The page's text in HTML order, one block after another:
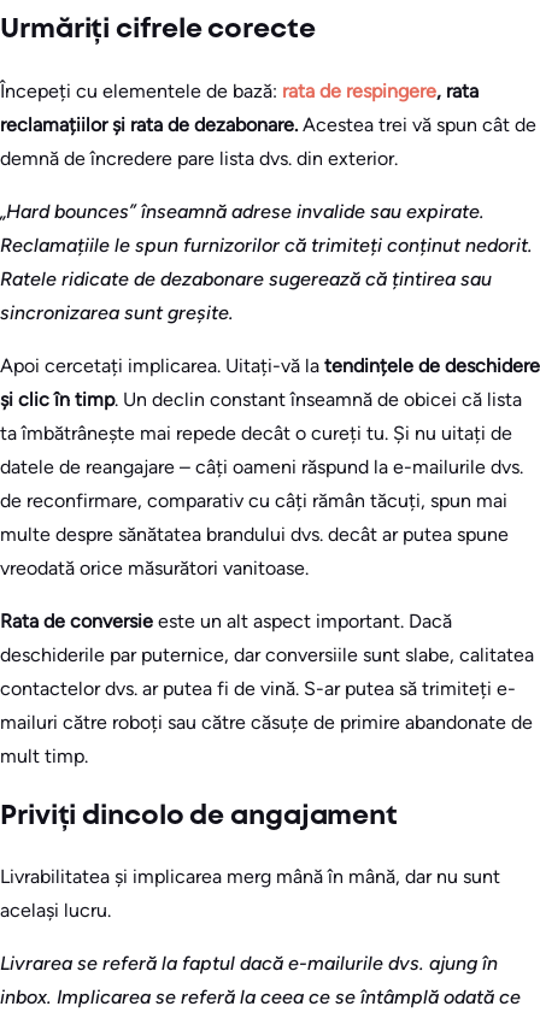
Urmăriți cifrele corecte
Începeți cu elementele de bază: rata de respingere, rata
reclamațiilor și rata de dezabonare. Acestea trei vă spun cât de
demnă de încredere pare lista dvs. din exterior.
„Hard bounces” înseamnă adrese invalide sau expirate.
Reclamațiile le spun furnizorilor că trimiteți conținut nedorit.
Ratele ridicate de dezabonare sugerează că țintirea sau
sincronizarea sunt greșite.
Apoi cercetați implicarea. Uitați-vă la tendințele de deschidere
și clic în timp. Un declin constant înseamnă de obicei că lista
ta îmbătrânește mai repede decât o cureți tu. Și nu uitați de
datele de reangajare – câți oameni răspund la e-mailurile dvs.
de reconfirmare, comparativ cu câți rămân tăcuți, spun mai
multe despre sănătatea brandului dvs. decât ar putea spune
vreodată orice măsurători vanitoase.
Rata de conversie este un alt aspect important. Dacă
deschiderile par puternice, dar conversiile sunt slabe, calitatea
contactelor dvs. ar putea fi de vină. S-ar putea să trimiteți e-
mailuri către roboți sau către căsuțe de primire abandonate de
mult timp.
Priviți dincolo de angajament
Livrabilitatea și implicarea merg mână în mână, dar nu sunt
același lucru.
Livrarea se referă la faptul dacă e-mailurile dvs. ajung în
inbox. Implicarea se referă la ceea ce se întâmplă odată ce